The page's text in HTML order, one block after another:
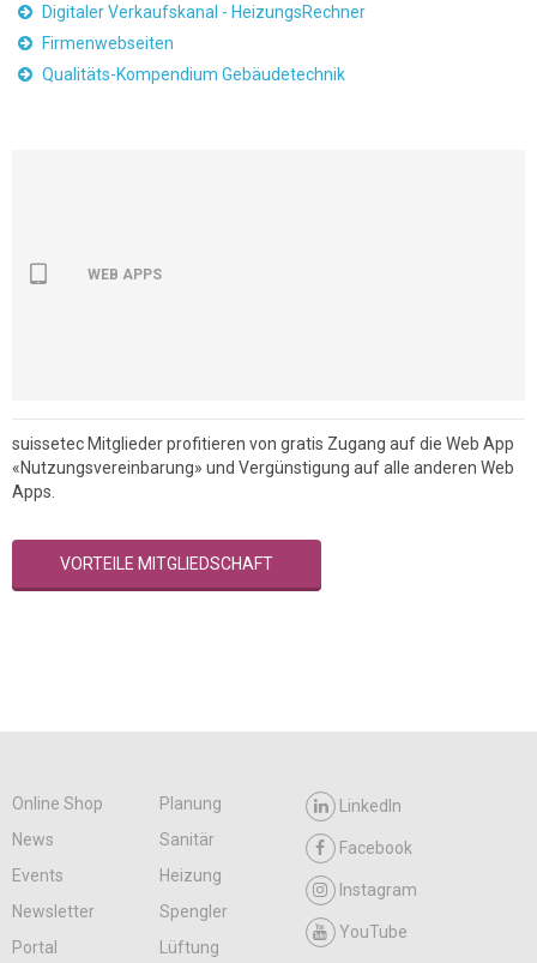
Digitaler Verkaufskanal - HeizungsRechner
Firmenwebseiten
Qualitäts-Kompendium Gebäudetechnik
WEB APPS
suissetec Mitglieder profitieren von gratis Zugang auf die Web App
«Nutzungsvereinbarung» und Vergünstigung auf alle anderen Web
Apps.
VORTEILE MITGLIEDSCHAFT
Online Shop
Planung
News
Sanitär
Events
Heizung
Newsletter
Spengler
Portal
Lüftung
LinkedIn
Facebook
Instagram
YouTube